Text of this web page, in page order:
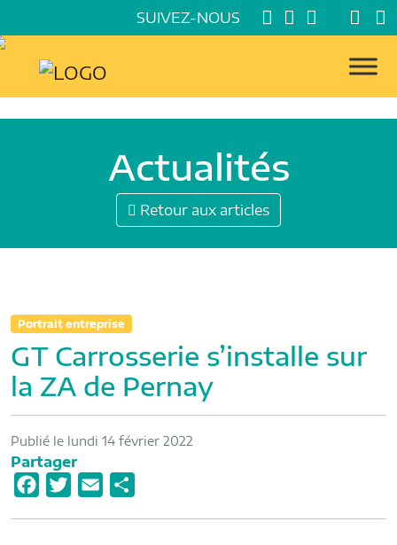
SUIVEZ-NOUS
Actualités
Retour aux articles
Portrait entreprise
GT Carrosserie s’installe sur
la ZA de Pernay
Publié le lundi 14 février 2022
Partager